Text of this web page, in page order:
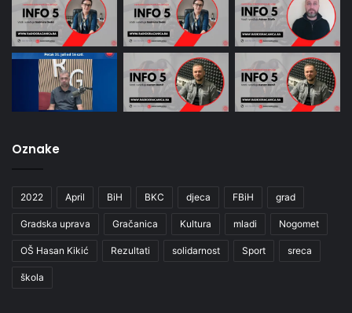
Oznake
2022 April BiH BKC djeca FBiH grad
Gradska uprava Gračanica Kultura mladi Nogomet
OŠ Hasan Kikić Rezultati solidarnost Sport sreca
škola